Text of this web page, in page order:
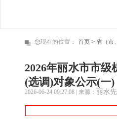
您现在的位置： 首页 > 省（市
2026年丽水市市
(选调)对象公示(一)
2026-06-24 09:27:08 | 来源： 丽水